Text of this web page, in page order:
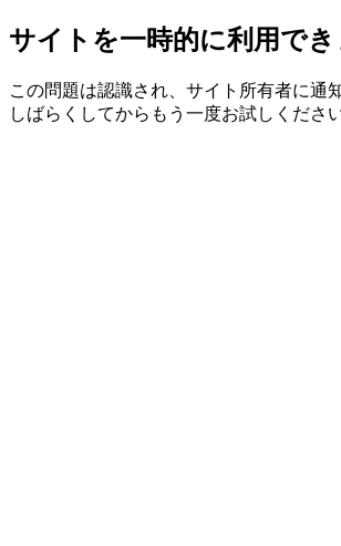
サイトを一時的に利用でき
この問題は認識され、サイト所有者に通
しばらくしてからもう一度お試しください